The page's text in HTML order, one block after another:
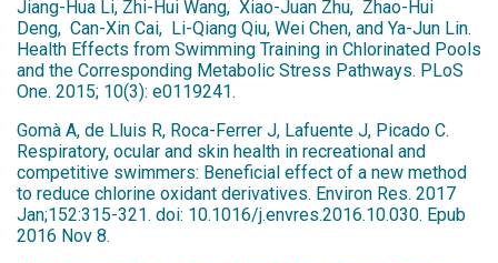
Jiang-Hua Li, Zhi-Hui Wang, Xiao-Juan Zhu, Zhao-Hui
Deng, Can-Xin Cai, Li-Qiang Qiu, Wei Chen, and Ya-Jun Lin.
Health Effects from Swimming Training in Chlorinated Pools
and the Corresponding Metabolic Stress Pathways. PLoS
One. 2015; 10(3): e0119241.
Gomà A, de Lluis R, Roca-Ferrer J, Lafuente J, Picado C.
Respiratory, ocular and skin health in recreational and
competitive swimmers: Beneficial effect of a new method
to reduce chlorine oxidant derivatives. Environ Res. 2017
Jan;152:315-321. doi: 10.1016/j.envres.2016.10.030. Epub
2016 Nov 8.